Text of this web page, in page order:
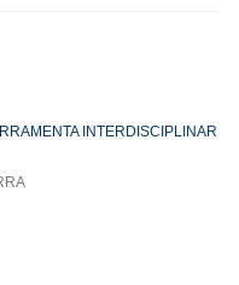
INTERDISCIPLINAR